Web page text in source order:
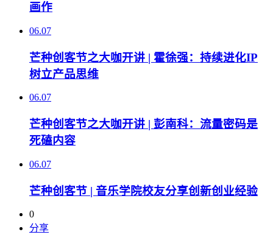
画作
06.07
芒种创客节之大咖开讲 | 霍徐强：持续进化IP
树立产品思维
06.07
芒种创客节之大咖开讲 | 彭南科：流量密码是
死磕内容
06.07
芒种创客节 | 音乐学院校友分享创新创业经验
0
分享